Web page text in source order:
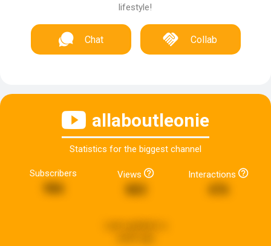
lifestyle!
Chat Collab
allaboutleonie
Statistics for the biggest channel
Subscribers
986
Views
883
Interactions